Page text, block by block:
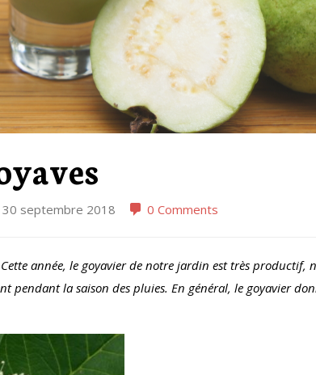
30 septembre 2018 0 Comments
année, le goyavier de notre jardin est très productif,
pendant la saison des pluies. En général, le goyavier